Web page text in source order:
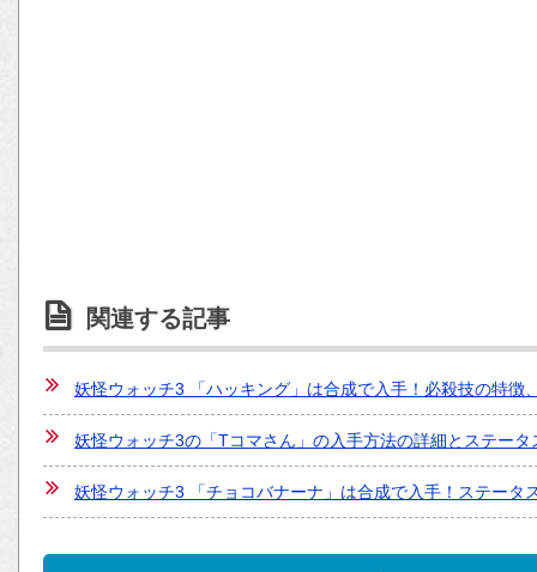
関連する記事
妖怪ウォッチ3 「ハッキング」は合成で入手！必殺技の特徴
妖怪ウォッチ3の「Tコマさん」の入手方法の詳細とステー
妖怪ウォッチ3 「チョコバナーナ」は合成で入手！ステータ